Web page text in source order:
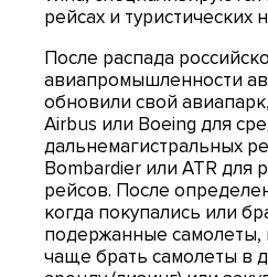
рейсах и туристических
После распада
авиапромышленности
обновили свой
Airbus или Boeing для
дальнемагистральных
Bombardier или ATR для
рейсов. После
когда покупались или
подержанные самолеты,
чаще брать самолеты в